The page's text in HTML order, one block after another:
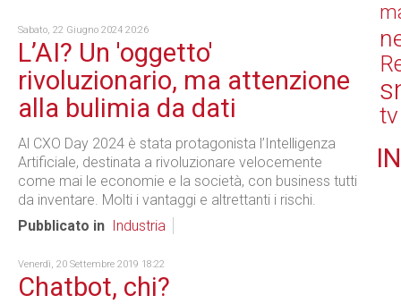
Sabato, 22 Giugno 2024 20:26
L’AI? Un 'oggetto'
rivoluzionario, ma attenzione
alla bulimia da dati
Al CXO Day 2024 è stata protagonista l’Intelligenza
Artificiale, destinata a rivoluzionare velocemente
come mai le economie e la società, con business tutti
da inventare. Molti i vantaggi e altrettanti i rischi.
Pubblicato in
Industria
Venerdì, 20 Settembre 2019 18:22
Chatbot, chi?
tv
IN